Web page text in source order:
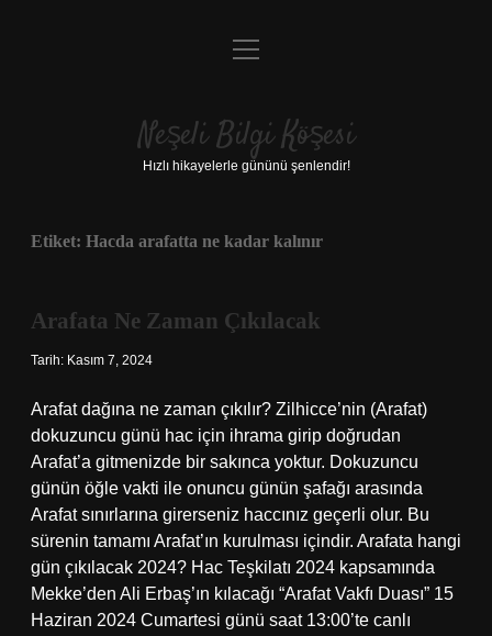
Anasayfa
Yasal Uyarı
menüyü
Neşeli Bilgi Köşesi
Hızlı hikayelerle gününü şenlendir!
Etiket: Hacda arafatta ne kadar kalınır
Arafata Ne Zaman Çıkılacak
Tarih: Kasım 7, 2024
Arafat dağına ne zaman çıkılır? Zilhicce’nin (Arafat)
dokuzuncu günü hac için ihrama girip doğrudan
Arafat’a gitmenizde bir sakınca yoktur. Dokuzuncu
günün öğle vakti ile onuncu günün şafağı arasında
Arafat sınırlarına girerseniz haccınız geçerli olur. Bu
sürenin tamamı Arafat’ın kurulması içindir. Arafata hangi
gün çıkılacak 2024? Hac Teşkilatı 2024 kapsamında
Mekke’den Ali Erbaş’ın kılacağı “Arafat Vakfı Duası” 15
Haziran 2024 Cumartesi günü saat 13:00’te canlı